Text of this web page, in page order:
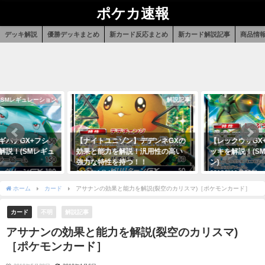
ポケカ速報
デッキ解説 優勝デッキまとめ 新カード反応まとめ 新カード解説記事 商品情
SMレギュレーション
バナGX+フシ
説！(SMレギュ
解説記事
【ナイトユニゾン】デデンネGXの
効果と能力を解説！汎用性の高い
強力な特性を持つ！！
2019年1月4日
【レックウザ
ッキを解説！
ン)
2018年11月29日
ホーム カード アサナンの効果と能力を解説(裂空のカリスマ)［ポケモンカード］
カード 不明 解説記事
アサナンの効果と能力を解説(裂空のカリスマ)
［ポケモンカード］